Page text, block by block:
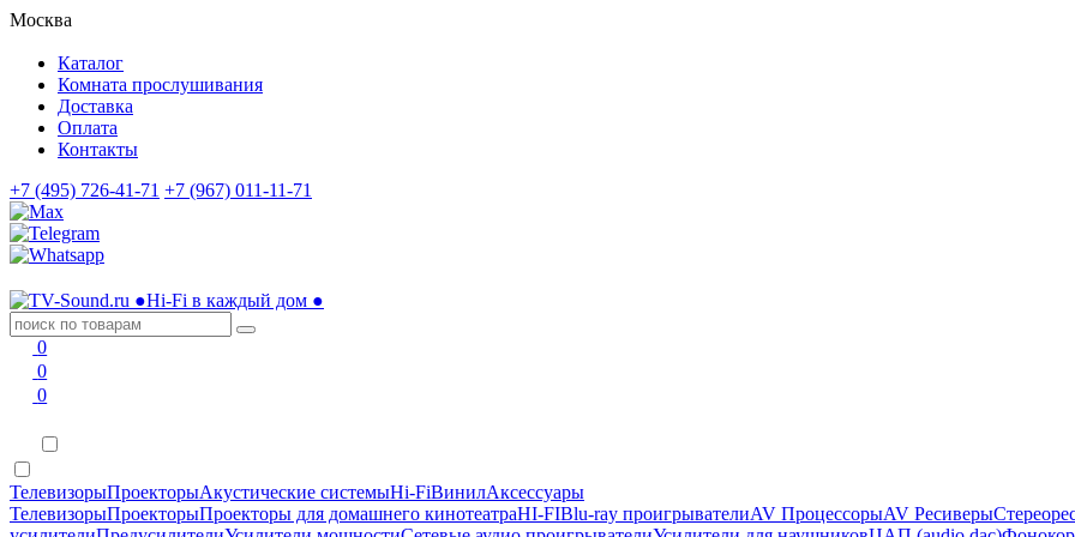
Москва
Каталог
Комната прослушивания
Доставка
Оплата
Контакты
+7 (495) 726-41-71 +7 (967) 011-11-71
●Hi-Fi в каждый дом ●
0
0
0
ТелевизорыПроекторыАкустические системыHi-FiВинилАксессуары
ТелевизорыПроекторыПроекторы для домашнего кинотеатраHI-FIBlu-ray проигрывателиAV ПроцессорыAV Ресиверы